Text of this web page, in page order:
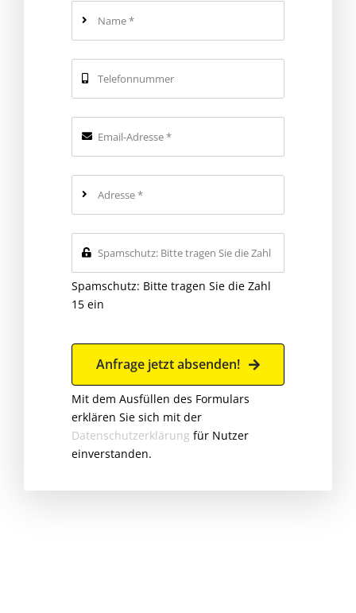
Spamschutz: Bitte tragen Sie die Zahl
15 ein
Anfrage jetzt absenden!
Mit dem Ausfüllen des Formulars
erklären Sie sich mit der
Datenschutzerklärung für Nutzer
einverstanden.